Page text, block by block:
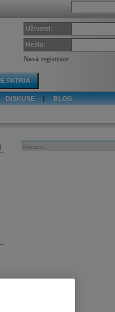
Uživatel:
Heslo:
Nová registrace
PATRIA
DISKUSE BLOG
Reklama